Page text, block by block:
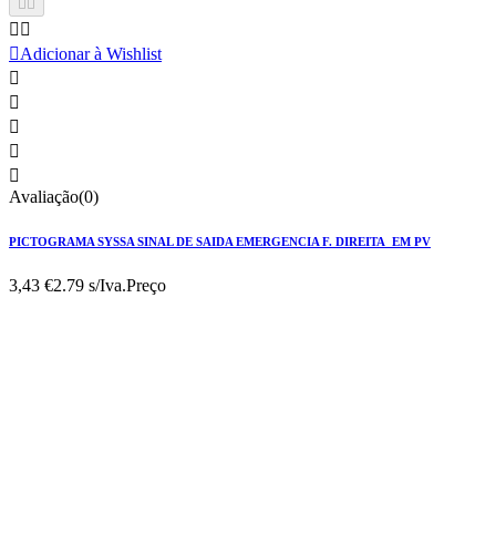

 
Adicionar à Wishlist





Avaliação(0)
PICTOGRAMA SYSSA SINAL DE SAIDA EMERGENCIA F. DIREITA EM PV
3,43 €2.79 s/Iva.Preço